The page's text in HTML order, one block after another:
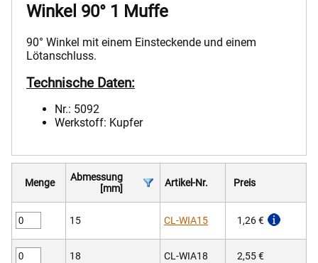
Winkel 90° 1 Muffe
90° Winkel mit einem Einsteckende und einem
Lötanschluss.
Technische Daten:
Nr.: 5092
Werkstoff: Kupfer
Menge
Abmessung
[mm]
Artikel-Nr. Preis
15 CL-WIA15 1,26 €
18 CL-WIA18 2,55 €